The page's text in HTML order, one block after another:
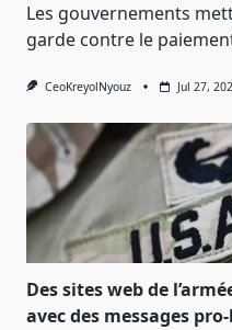
Les gouvernements
garde contre le
CeoKreyolNyouz Jul 27,
Des sites web de
avec des messages